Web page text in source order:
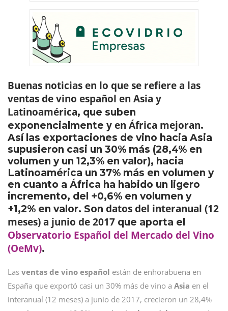
Buenas noticias en lo que se refiere a las
ventas de vino español en Asia y
Latinoamérica, que suben
exponencialmente y en África mejoran.
Así las exportaciones de vino hacia Asia
supusieron casi un 30% más (28,4% en
volumen y un 12,3% en valor), hacia
Latinoamérica un 37% más en volumen y
en cuanto a África ha habido un ligero
incremento, del +0,6% en volumen y
+1,2% en valor. Son datos del interanual (12
meses) a junio de 2017 que aporta el
Observatorio Español del Mercado del Vino
(OeMv).
Las ventas de vino español están de enhorabuena en
España que exportó casi un 30% más de vino a Asia en el
interanual (12 meses) a junio de 2017, crecieron un 28,4%